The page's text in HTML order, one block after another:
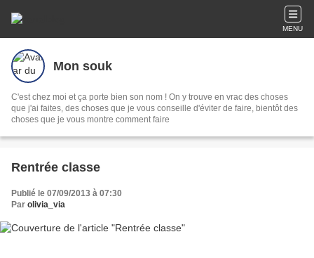
MENU
Mon souk
C'est chez moi et ça porte bien son nom ! On y trouve en vrac des choses
que j'ai faites, des choses que je vous conseille d'éviter de faire, bientôt des
choses que je vous montre comment faire
Rentrée classe
Publié le 07/09/2013 à 07:30
Par olivia_via